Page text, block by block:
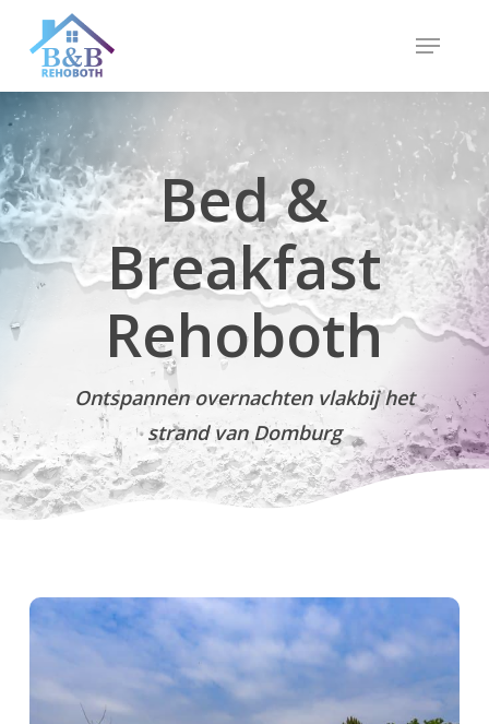
content
Menu
Bed &
Breakfast
Rehoboth
Ontspannen overnachten vlakbij het
strand van Domburg
Menu